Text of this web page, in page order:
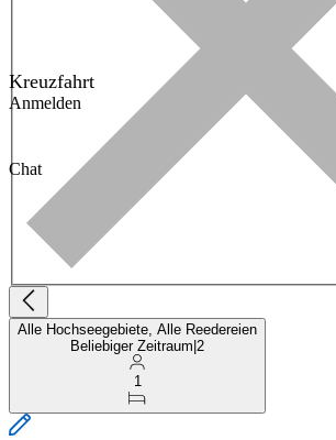
Kreuzfahrt
Anmelden
Chat
Alle Hochseegebiete, Alle Reedereien
Beliebiger Zeitraum 2
1